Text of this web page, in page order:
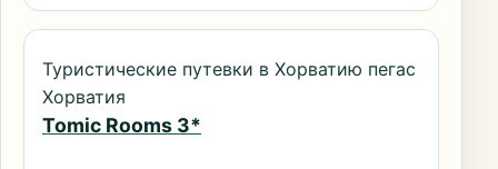
Туристические путевки в Хорватию пегас
Хорватия
Tomic Rooms 3*